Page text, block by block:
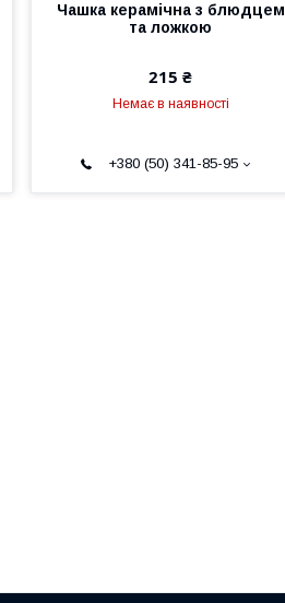
Чашка керамічна з блюдцем
та ложкою
215 ₴
Немає в наявності
+380 (50) 341-85-95